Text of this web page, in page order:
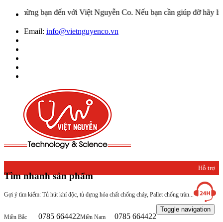
mừng bạn đến với Việt Nguyễn Co. Nếu bạn cần giúp đỡ hãy liên
Email: info@vietnguyenco.vn
Tìm nhanh sản phẩm
Gợi ý tìm kiếm: Tủ hút khí độc, tủ đựng hóa chất chống cháy, Pallet chống tràn...
Hỗ trợ
khách
hàng
Miền Bắc 0785 664422Miền Nam 0785 664422
Toggle navigation